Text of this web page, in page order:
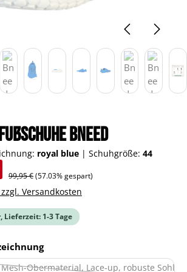
Bneed
royal blue | Schuhgröße: 44
Regulärer Preis:
99,95 €(57.03% gespart)
Versandkosten
Lieferzeit: 1-3 Tage
auswählen